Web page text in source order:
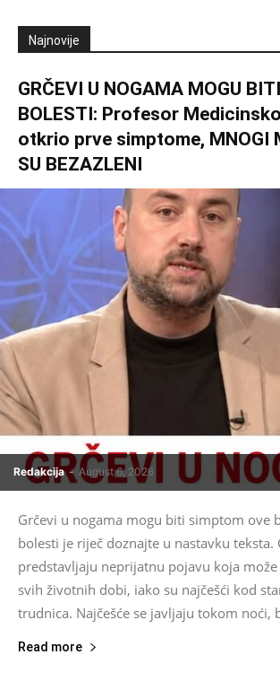
Najnovije
GRČEVI U NOGAMA MOGU
BOLESTI: Profesor
otkrio prve simptome, MNOGI
SU BEZAZLENI
Redakcija - August 6, 2026
Grčevi u nogama mogu biti simptom ove
bolesti je riječ doznajte u nastavku teksta.
predstavljaju neprijatnu pojavu koja
svih životnih dobi, iako su najčešći kod
trudnica. Najčešće se javljaju tokom noći,
Read more